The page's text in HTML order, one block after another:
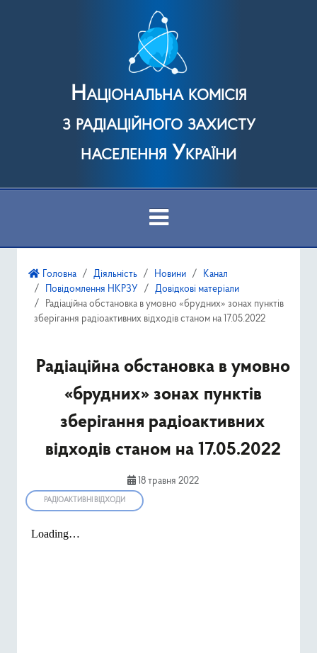
Національна комісія
з радіаційного захисту
населення України
Діяльність
Публічна інформація
Type 2 or
Головна Діяльність Новини
Канал
Повідомлення НКРЗУ
Довідкові матеріали
Радіаційна обстановка в умовно «брудних» зонах пунктів
зберігання радіоактивних відходів станом на 17.05.2022
Радіаційна обстановка в умовно
«брудних» зонах пунктів
зберігання радіоактивних
відходів станом на 17.05.2022
18 травня 2022
РАДІОАКТИВНІ ВІДХОДИ